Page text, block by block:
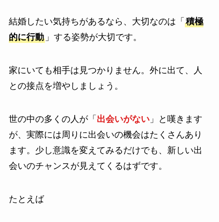
結婚したい気持ちがあるなら、大切なのは「 積極
的に行動」する姿勢が大切です。
家にいても相手は見つかりません。外に出て、人
との接点を増やしましょう。
世の中の多くの人が「 出会いがない」と嘆きます
が、実際には周りに出会いの機会はたくさんあり
ます。少し意識を変えてみるだけでも、新しい出
会いのチャンスが見えてくるはずです。
たとえば